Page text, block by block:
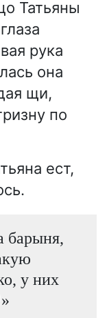
Татьяны
рука
она
щи,
по
ест,
барыня,
у них